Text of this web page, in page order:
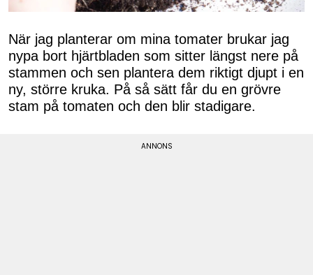
När jag planterar om mina tomater brukar jag
nypa bort hjärtbladen som sitter längst nere på
stammen och sen plantera dem riktigt djupt i en
ny, större kruka. På så sätt får du en grövre
stam på tomaten och den blir stadigare.